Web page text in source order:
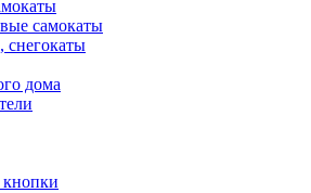
самокаты
дома